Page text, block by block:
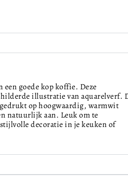
een goede kop koffie. Deze
illustratie van aquarelverf.
op hoogwaardig, warmwit
natuurlijk aan. Leuk om te
decoratie in je keuken of